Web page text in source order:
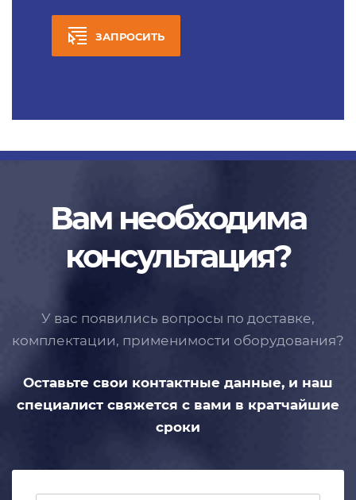
ЗАПРОСИТЬ
Вам необходима
консультация?
У вас появились вопросы по доставке,
комплектации, применимости оборудования?
Оставьте свои контактные данные, и наш
специалист свяжется с вами в кратчайшие
сроки